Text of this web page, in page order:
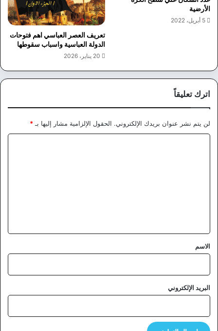
الأرضية
5 أبريل، 2022
تعريف العصر العباسي اهم فتوحات
الدولة العباسية واسباب سقوطها
20 يناير، 2026
اترك تعليقاً
لن يتم نشر عنوان بريدك الإلكتروني. الحقول الإلزامية مشار إليها بـ *
*
الاسم
البريد الإلكتروني